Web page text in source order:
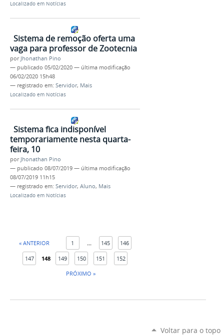
Localizado em Notícias
Sistema de remoção oferta uma
vaga para professor de Zootecnia
por Jhonathan Pino
— publicado 05/02/2020 — última modificação
06/02/2020 15h48
— registrado em: Servidor, Mais
Localizado em Notícias
Sistema fica indisponível
temporariamente nesta quarta-
feira, 10
por Jhonathan Pino
— publicado 08/07/2019 — última modificação
08/07/2019 11h15
— registrado em: Servidor, Aluno, Mais
Localizado em Notícias
« ANTERIOR 1 145 146
147 148 149 150 151
152
PRÓXIMO »
Voltar para o topo